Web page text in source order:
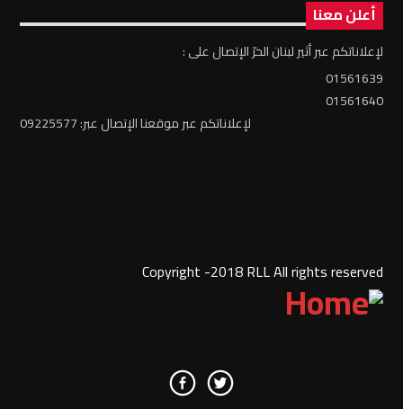
أعلن معنا
لإعلاناتكم عبر أثير لبنان الحرّ الإتصال على :
01561639
01561640
لإعلاناتكم عبر موقعنا الإتصال عبر: 09225577
Copyright -2018 RLL All rights reserved